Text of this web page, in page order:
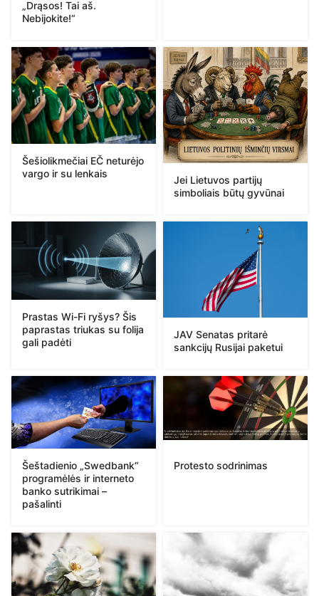
„Drąsos! Tai aš.
Nebijokite!“
Šešiolikmečiai EČ neturėjo
vargo ir su lenkais
Jei Lietuvos partijų
simboliais būtų gyvūnai
Prastas Wi-Fi ryšys? Šis
paprastas triukas su folija
gali padėti
JAV Senatas pritarė
sankcijų Rusijai paketui
Šeštadienio „Swedbank“
programėlės ir interneto
banko sutrikimai –
pašalinti
Protesto sodrinimas